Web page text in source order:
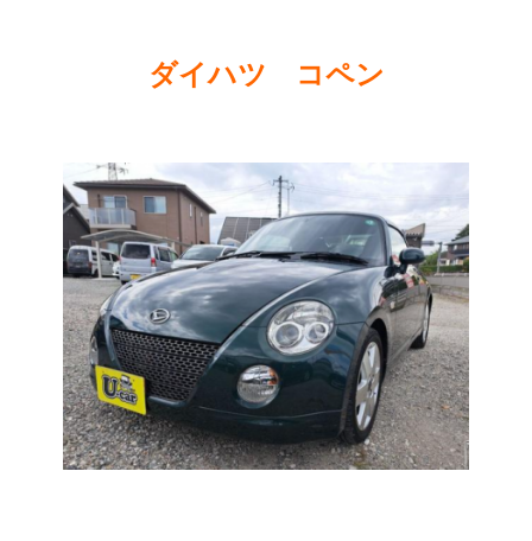
ダイハツ コペン